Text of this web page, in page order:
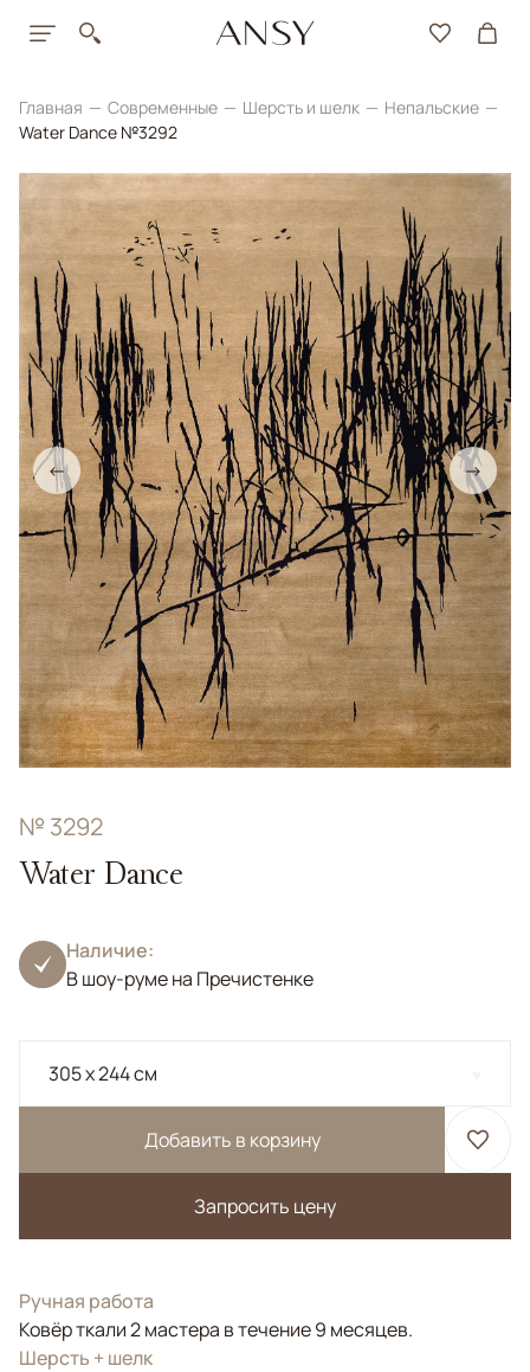
Главная Современные Шерсть и шелк
Непальские
Water Dance №3292
← →
№ 3292
Water Dance
Наличие:
В шоу-руме на Пречистенке
305 x 244 см
Добавить в корзину
Запросить цену
Ручная работа
Ковёр ткали 2 мастера в течение 9 месяцев.
Шерсть + шелк